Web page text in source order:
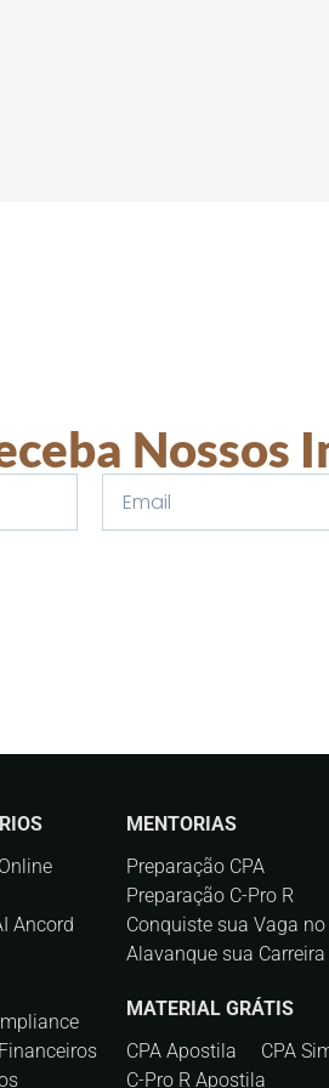
Nossos
Ancord
MENTORIAS
Preparação CPA
Preparação C-Pro R
Conquiste sua Vaga
Alavanque sua Carreira
MATERIAL GRÁTIS
CPA Apostila
CPA
C-Pro R Apostila